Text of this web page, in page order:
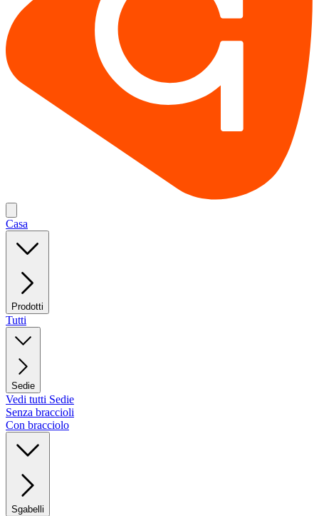
Casa
Prodotti
Tutti
Sedie
Vedi tutti Sedie
Senza braccioli
Con bracciolo
Sgabelli